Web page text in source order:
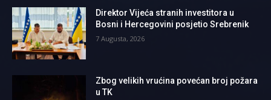
Direktor Vijeća stranih investitora u
Bosni i Hercegovini posjetio Srebrenik
7 Augusta, 2026
Zbog velikih vrućina povećan broj požara
u TK